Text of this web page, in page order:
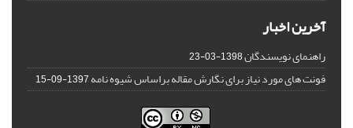
آخرین اخبار
راهنمای نویسندگان1398-03-23
فونت های مورد نیاز برای نگارش مقاله براساس شیوه نامه1397-09-15